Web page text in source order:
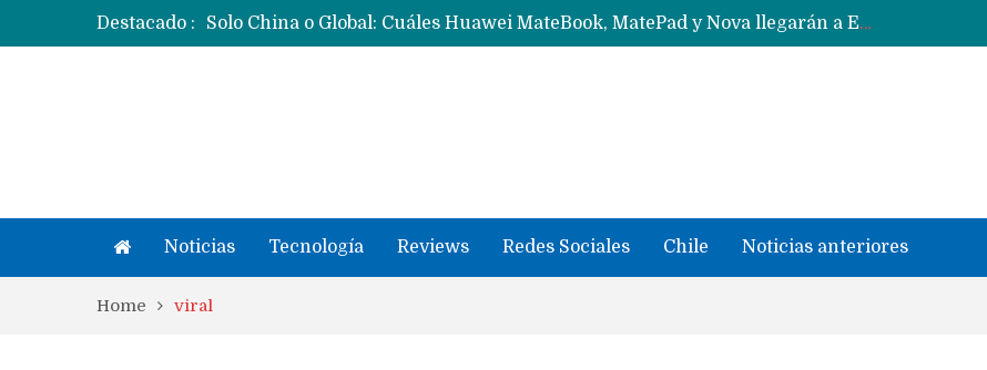
Destacado :
Solo China o Global: Cuáles Huawei MateBook, MatePad y Nova llegarán a Europa y LATAM?
Data Centers de Huawei en Chile, México, Brasil,Perú y Argentina podrían verse afectados por arremetida de EE.UU
Noticias Tecnología Reviews Redes Sociales Chile Noticias anteriores
Home viral